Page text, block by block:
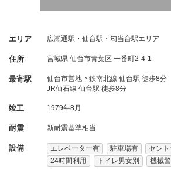
エリア 広瀬通駅・仙台駅・匂当台駅エリア
住所 宮城県 仙台市青葉区 一番町2-4-1
最寄駅
仙台市営地下鉄南北線 仙台駅 徒歩8分
JR仙石線 仙台駅 徒歩8分
竣工 1979年8月
耐震 新耐震基準相当
設備 エレベーター有 駐車場有 セン
24時間利用
トイレ男女別 機械